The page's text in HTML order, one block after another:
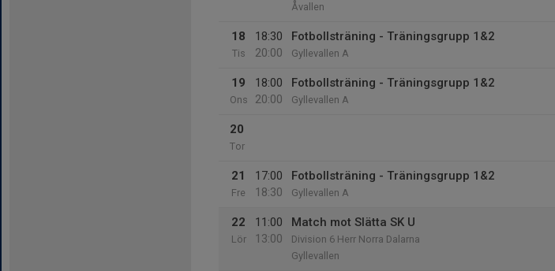
Åvallen
18
Tis
18:30
20:00
Fotbollsträning - Träningsgrupp 1&2
Gyllevallen A
19
Ons
18:00
20:00
Fotbollsträning - Träningsgrupp 1&2
Gyllevallen A
20
Tor
21
Fre
17:00
18:30
Fotbollsträning - Träningsgrupp 1&2
Gyllevallen A
22
Lör
11:00
13:00
Match mot Slätta SK U
Division 6 Herr Norra Dalarna
Gyllevallen